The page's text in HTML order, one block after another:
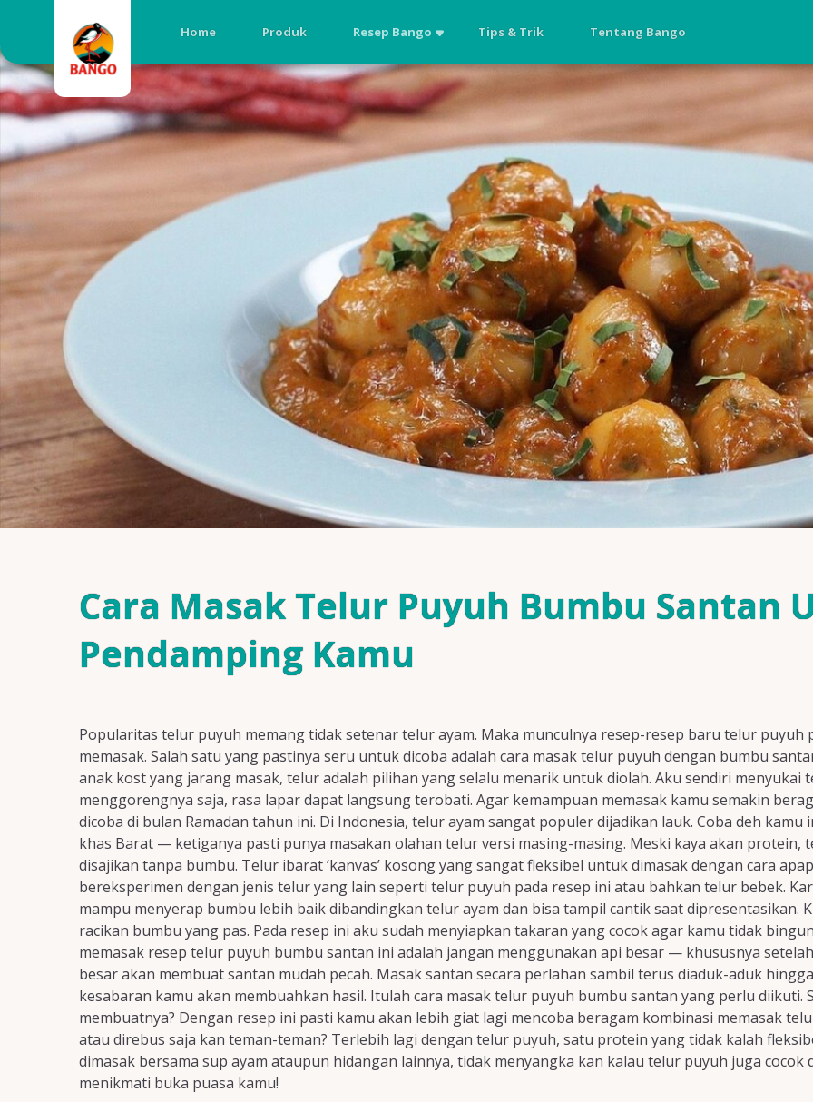
Home Produk Resep Bango Tips & Trik Tentang Bango
Cara Masak Telur Puyuh Bumbu Santan
Pendamping Kamu
Popularitas telur puyuh memang tidak setenar telur ayam. Maka munculnya resep-resep baru telur
memasak. Salah satu yang pastinya seru untuk dicoba adalah cara masak telur puyuh dengan bumbu
anak kost yang jarang masak, telur adalah pilihan yang selalu menarik untuk diolah. Aku sendiri menyukai
menggorengnya saja, rasa lapar dapat langsung terobati. Agar kemampuan memasak kamu semakin
dicoba di bulan Ramadan tahun ini. Di Indonesia, telur ayam sangat populer dijadikan lauk. Coba deh
khas Barat — ketiganya pasti punya masakan olahan telur versi masing-masing. Meski kaya akan protein,
disajikan tanpa bumbu. Telur ibarat ‘kanvas’ kosong yang sangat fleksibel untuk dimasak dengan cara
bereksperimen dengan jenis telur yang lain seperti telur puyuh pada resep ini atau bahkan telur bebek.
mampu menyerap bumbu lebih baik dibandingkan telur ayam dan bisa tampil cantik saat dipresentasikan.
racikan bumbu yang pas. Pada resep ini aku sudah menyiapkan takaran yang cocok agar kamu tidak
memasak resep telur puyuh bumbu santan ini adalah jangan menggunakan api besar — khususnya
besar akan membuat santan mudah pecah. Masak santan secara perlahan sambil terus diaduk-aduk
kesabaran kamu akan membuahkan hasil. Itulah cara masak telur puyuh bumbu santan yang perlu diikuti.
membuatnya? Dengan resep ini pasti kamu akan lebih giat lagi mencoba beragam kombinasi memasak
atau direbus saja kan teman-teman? Terlebih lagi dengan telur puyuh, satu protein yang tidak kalah
dimasak bersama sup ayam ataupun hidangan lainnya, tidak menyangka kan kalau telur puyuh juga
menikmati buka puasa kamu!